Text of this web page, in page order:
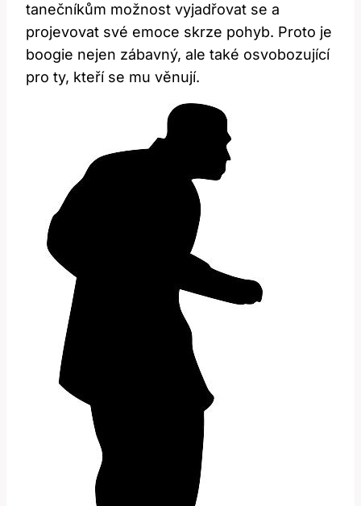
tanečníkům možnost vyjadřovat se a
projevovat své emoce skrze pohyb. Proto je
boogie nejen zábavný, ale také osvobozující
pro ty, kteří se mu věnují.